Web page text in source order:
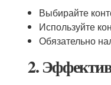
Выбирайте
Используйте
Обязательно
2.